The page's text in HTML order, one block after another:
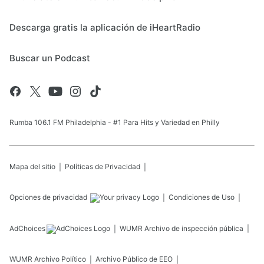
Descarga gratis la aplicación de iHeartRadio
Buscar un Podcast
Rumba 106.1 FM Philadelphia - #1 Para Hits y Variedad en Philly
Mapa del sitio Políticas de Privacidad
Opciones de privacidad Condiciones de Uso
AdChoices WUMR Archivo de inspección pública
WUMR Archivo Político Archivo Público de EEO